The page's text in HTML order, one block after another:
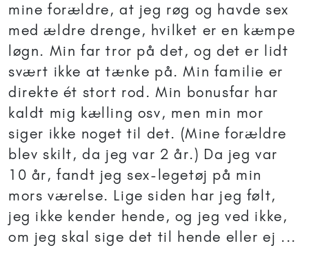
mine forældre, at jeg røg og havde sex
med ældre drenge, hvilket er en kæmpe
løgn. Min far tror på det, og det er lidt
svært ikke at tænke på. Min familie er
direkte ét stort rod. Min bonusfar har
kaldt mig kælling osv, men min mor
siger ikke noget til det. (Mine forældre
blev skilt, da jeg var 2 år.) Da jeg var
10 år, fandt jeg sex-legetøj på min
mors værelse. Lige siden har jeg følt,
jeg ikke kender hende, og jeg ved ikke,
om jeg skal sige det til hende eller ej ...